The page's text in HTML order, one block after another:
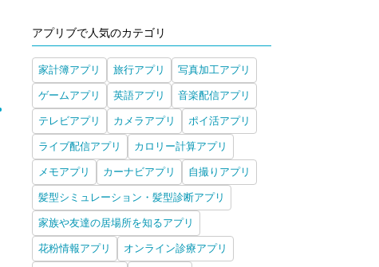
アプリブで人気のカテゴリ
家計簿アプリ 旅行アプリ 写真加工アプリ
ゲームアプリ 英語アプリ 音楽配信アプリ
テレビアプリ カメラアプリ ポイ活アプリ
ライブ配信アプリ カロリー計算アプリ
メモアプリ カーナビアプリ 自撮りアプリ
髪型シミュレーション・髪型診断アプリ
家族や友達の居場所を知るアプリ
花粉情報アプリ オンライン診療アプリ